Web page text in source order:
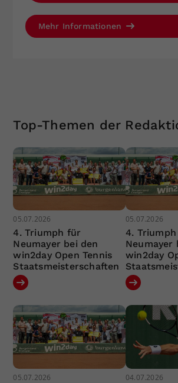
Mehr Informationen
Top-Themen der
05.07.2026
4. Triumph für
Neumayer bei den
win2day Open Tennis
Staatsmeisterschaften
05.07.2026
4.
Neumayer
win2day
05.07.2026 04.07.2026